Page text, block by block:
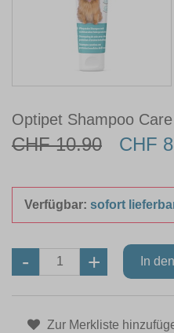
Optipet Shampoo Care
CHF 10.90 CHF
Verfügbar: sofort
Zur Merkliste